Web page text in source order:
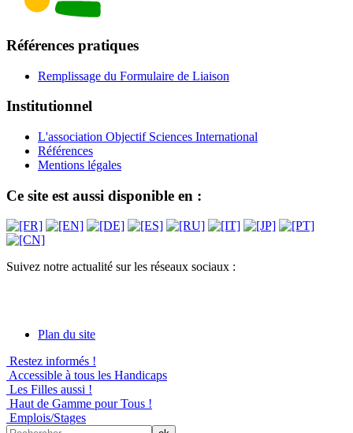
Références pratiques
Remplissage du Formulaire de Liaison
Institutionnel
L'association Objectif Sciences International
Références
Mentions légales
Ce site est aussi disponible en :
Suivez notre actualité sur les réseaux sociaux :
Plan du site
Restez informés !
Accessible à tous les Handicaps
Les Filles aussi !
Haut de Gamme pour Tous !
Emplois/Stages